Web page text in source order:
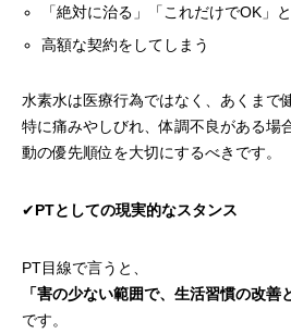
「絶対に治る」「これだけでOK」
高額な契約をしてしまう
水素水は医療行為ではなく、あくまで
特に痛みやしびれ、体調不良がある場
動の優先順位を大切にするべきです。
✔︎PTとしての現実的なスタンス
PT目線で言うと、
「害の少ない範囲で、生活習慣の改善
です。